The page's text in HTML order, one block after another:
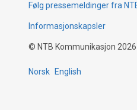
Følg pressemeldinger fra
Informasjonskapsler
© NTB Kommunikasjon 2026
Norsk English